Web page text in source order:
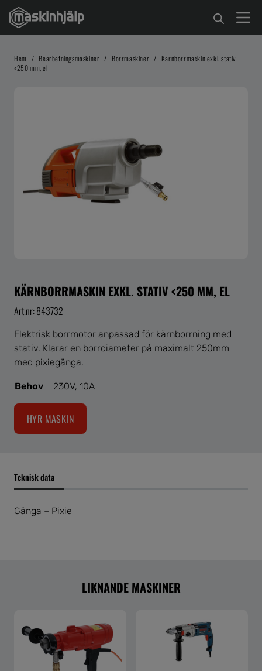
Hem / Bearbetningsmaskiner / Borrmaskiner / Kärnborrmaskin exkl. stativ
<250 mm, el
KÄRNBORRMASKIN EXKL. STATIV <250 MM, EL
Art.nr: 843732
Elektrisk borrmotor anpassad för kärnborrning med
stativ. Klarar en borrdiameter på maximalt 250mm
med pixiegänga.
Behov 230V, 10A
HYR MASKIN
Teknisk data
Gänga – Pixie
LIKNANDE MASKINER